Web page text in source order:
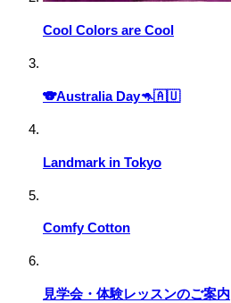
Cool Colors are Cool
🐨Australia Day🦘🇦🇺
Landmark in Tokyo
Comfy Cotton
見学会・体験レッスンのご案内